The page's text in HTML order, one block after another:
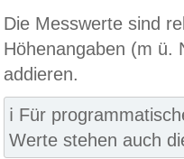
Die Messwerte sind
Höhenangaben (m ü.
addieren.
ℹ️ Für
Werte stehen auch